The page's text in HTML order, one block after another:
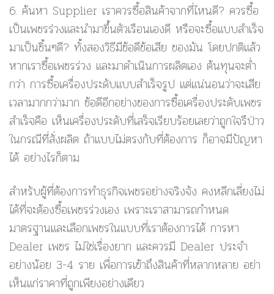
6. ค้นหา Supplier เราควรซื้อสินค้าจากที่ไหนดี? ควรซื้อ
เป็นเพชรร่วงและนำมาขึ้นตัวเรือนเองดี หรือจะซื้อแบบสำเร็จ
มาเป็นชิ้นๆดี? ทั้งสองวิธีมีข้อดีข้อเสีย ของมัน โดยปกติแล้ว
หากเราซื้อเพชรร่วง และมาดำเนินการผลิตเอง ต้นทุนจะต่ำ
กว่า การซื้อเครื่องประดับแบบสำเร็จรูป แต่แน่นอนว่าจะเสีย
เวลามากกว่ามาก ข้อดีอีกอย่างของการซื้อเครื่องประดับเพชร
สำเร็จคือ เห็นเครื่องประดับที่เสร็จเรียบร้อยเลยว่าถูกใจรึป่าว
ในกรณีที่สั่งผลิต ถ้าแบบไม่ตรงกับที่ต้องการ ก็อาจมีปัญหา
ได้ อย่างไรก็ตาม
สำหรับผู้ที่ต้องการทำธุรกิจเพชรอย่างจริงจัง คงหลีกเลี่ยงไม่
ได้ที่จะต้องซื้อเพชรร่วงเอง เพราะเราสามารถกำหนด
มาตรฐานและเลือกเพชรในแบบที่เราต้องการได้ การหา
Dealer เพชร ไม่ใช่เรื่องยาก และควรมี Dealer ประจำ
อย่างน้อย 3-4 ราย เพื่อการเข้าถึงสินค้าที่หลากหลาย อย่า
เห็นแก่ราคาที่ถูกเพียงอย่างเดียว